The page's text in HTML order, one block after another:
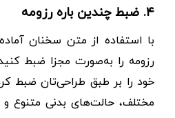
۴. ضبط چندین باره رزومه
با استفاده از متن سخنان
رزومه را به‌صورت مجزا ضبط
خود را بر طبق طراحی‌تان ضبط
مختلف، حالت‌های بدنی متنوع